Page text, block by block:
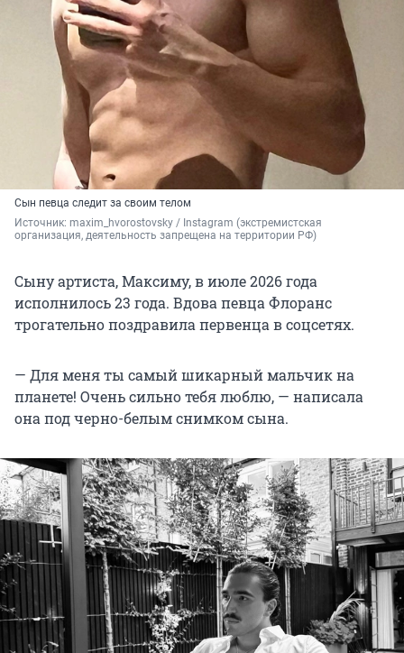
Сын певца следит за своим телом
Источник: maxim_hvorostovsky / Instagram (экстремистская
организация, деятельность запрещена на территории РФ)
Сыну артиста, Максиму, в июле 2026 года
исполнилось 23 года. Вдова певца Флоранс
трогательно поздравила первенца в соцсетях.
— Для меня ты самый шикарный мальчик на
планете! Очень сильно тебя люблю, — написала
она под черно-белым снимком сына.